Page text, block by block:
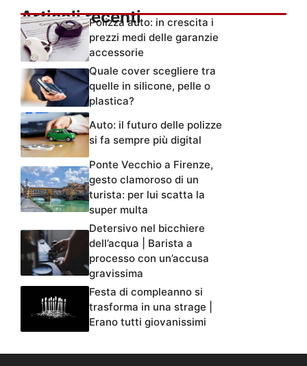
Articoli recentiPolizza auto: in crescita i
prezzi medi delle garanzie
accessorie
Quale cover scegliere tra
quelle in silicone, pelle o
plastica?
Auto: il futuro delle polizze
si fa sempre più digital
Ponte Vecchio a Firenze,
gesto clamoroso di un
turista: per lui scatta la
super multa
Detersivo nel bicchiere
dell’acqua | Barista a
processo con un’accusa
gravissima
Festa di compleanno si
trasforma in una strage |
Erano tutti giovanissimi